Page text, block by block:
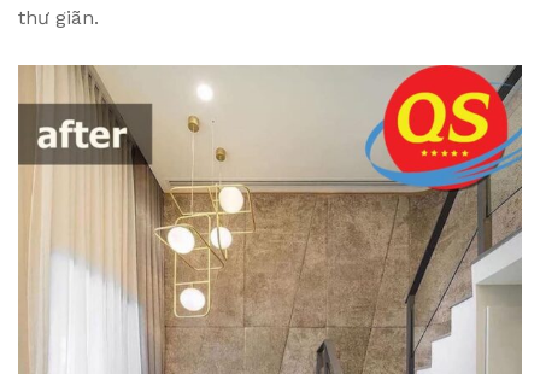
thư giãn.